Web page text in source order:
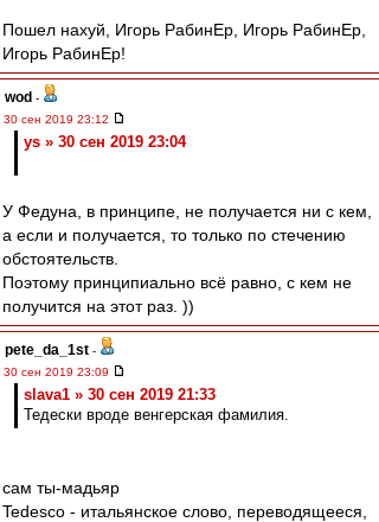
Пошел нахуй, Игорь РабинЕр, Игорь РабинЕр,
Игорь РабинЕр!
wod -
30 сен 2019 23:12
ys » 30 сен 2019 23:04
У Федуна, в принципе, не получается ни с кем,
а если и получается, то только по стечению
обстоятельств.
Поэтому принципиально всё равно, с кем не
получится на этот раз. ))
pete_da_1st -
30 сен 2019 23:09
slava1 » 30 сен 2019 21:33
Тедески вроде венгерская фамилия.
сам ты-мадьяр
Tedesco - итальянское слово, переводящееся,